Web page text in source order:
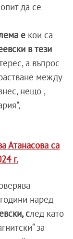
да се
е кои са
в тези
а въпрос
между
нещо ,
Атанасова са
г.
наред
след като
за